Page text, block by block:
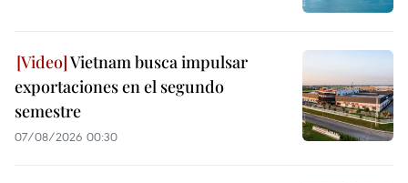
Vietnam busca impulsar
exportaciones en el segundo
semestre
07/08/2026 00:30